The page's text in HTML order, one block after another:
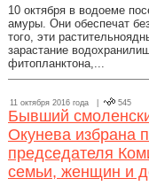
10 октября в водоеме
амуры. Они обеспечат
того, эти
зарастание
фитопланктона,...
11 октября 2016 года | 545
Бывший
Окунева избрана
председателя
семьи, женщин и